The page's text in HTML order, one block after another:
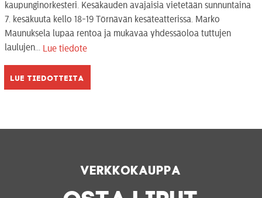
kaupunginorkesteri. Kesäkauden avajaisia vietetään sunnuntaina
7. kesäkuuta kello 18-19 Törnävän kesäteatterissa. Marko
Maunuksela lupaa rentoa ja mukavaa yhdessäoloa tuttujen
laulujen...
Lue tiedote
Lue tiedotteita
Verkkokauppa